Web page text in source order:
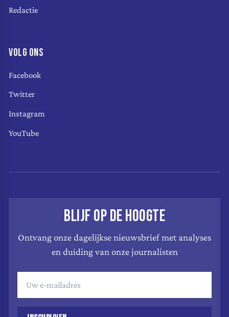
Redactie
VOLG ONS
Facebook
Twitter
Instagram
YouTube
BLIJF OP DE HOOGTE
Ontvang onze dagelijkse nieuwsbrief met analyses
en duiding van onze journalisten